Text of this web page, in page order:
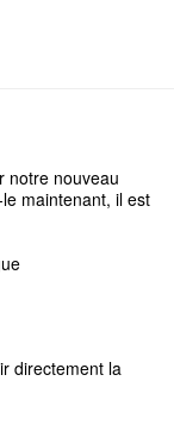
notre nouveau
maintenant, il est
directement la